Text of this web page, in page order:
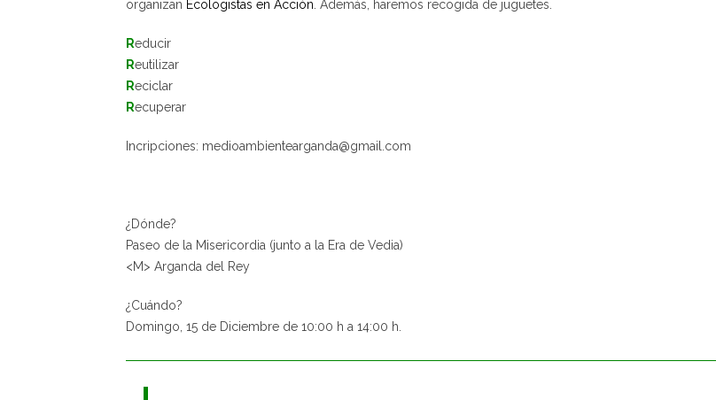
organizan Ecologistas en Acción . Además, haremos recogida de juguetes.
Reducir
Reutilizar
Reciclar
Recuperar
Incripciones: medioambientearganda@gmail.com
¿Dónde?
Paseo de la Misericordia (junto a la Era de Vedia)
<M> Arganda del Rey
¿Cuándo?
Domingo, 15 de Diciembre de 10:00 h a 14:00 h.